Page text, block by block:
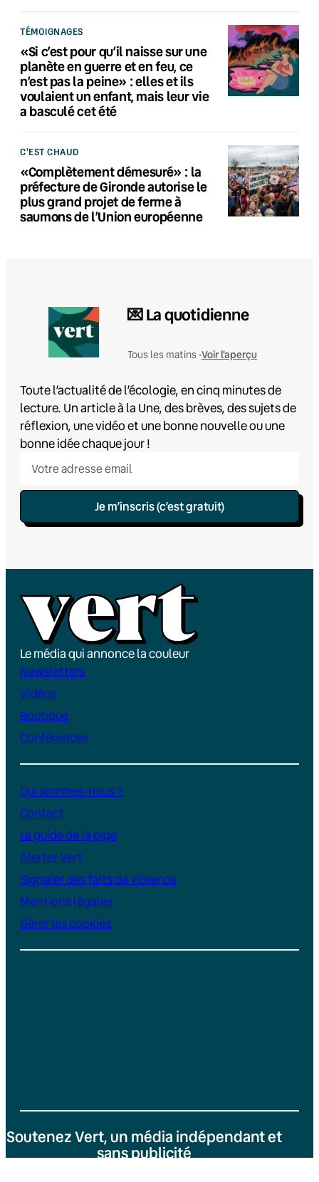
TÉMOIGNAGES
«Si c’est pour qu’il naisse sur une
planète en guerre et en feu, ce
n’est pas la peine» : elles et ils
voulaient un enfant, mais leur vie
a basculé cet été
C'EST CHAUD
«Complètement démesuré» : la
préfecture de Gironde autorise le
plus grand projet de ferme à
saumons de l’Union européenne
💌 La quotidienne
Tous les matins •Voir l'aperçu
Toute l’actualité de l’écologie, en cinq minutes de
lecture. Un article à la Une, des brèves, des sujets de
réflexion, une vidéo et une bonne nouvelle ou une
bonne idée chaque jour !
Je m’inscris (c’est gratuit)
Le média qui annonce la couleur
Newsletters
Vidéos
Boutique
Conférences
Qui sommes-nous ?
Contact
Le guide de la pige
Alerter Vert
Signaler des faits de violence
Mentions légales
Gérer les cookies
Soutenez Vert, un média indépendant et
sans publicité